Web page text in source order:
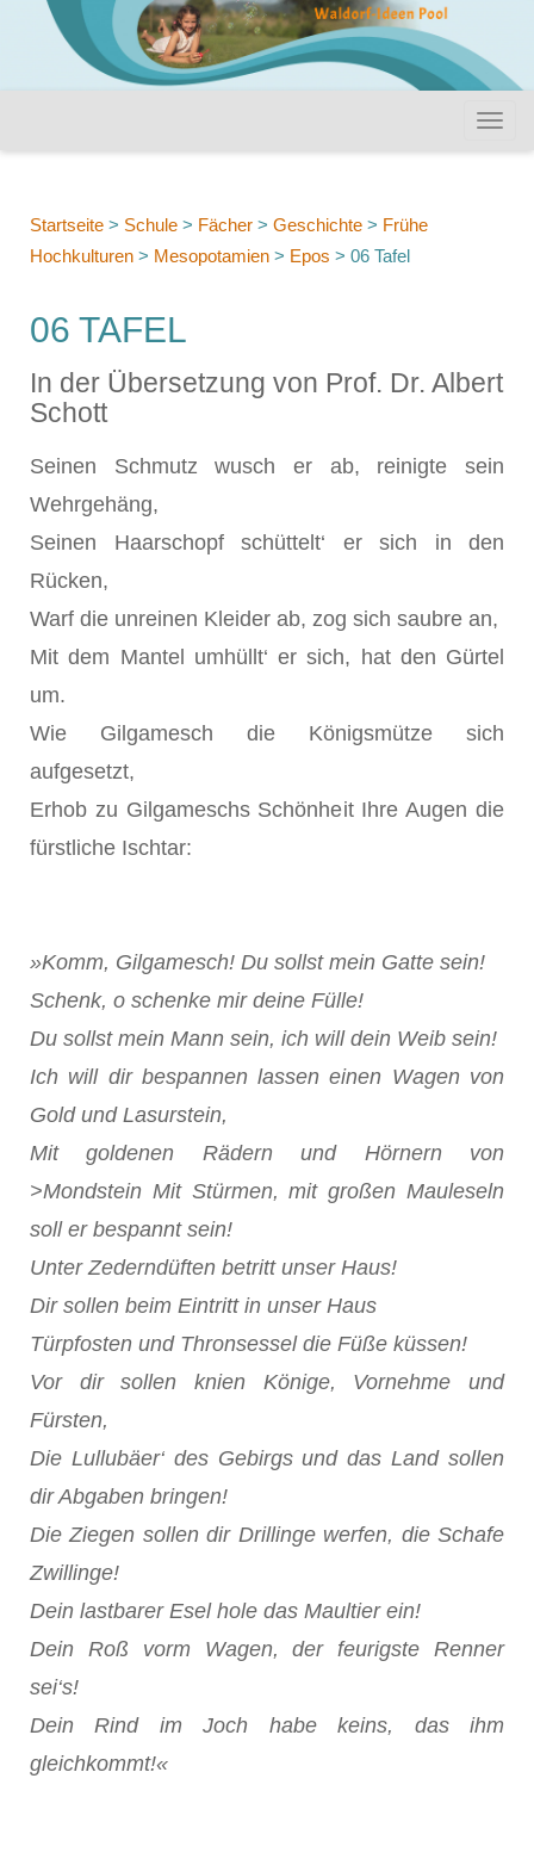
Startseite > Schule > Fächer > Geschichte > Frühe
Hochkulturen > Mesopotamien > Epos > 06 Tafel
06 TAFEL
In der Übersetzung von Prof. Dr. Albert
Schott
Seinen Schmutz wusch er ab, reinigte sein
Wehrgehäng,
Seinen Haarschopf schüttelt‘ er sich in den
Rücken,
Warf die unreinen Kleider ab, zog sich saubre an,
Mit dem Mantel umhüllt‘ er sich, hat den Gürtel
um.
Wie Gilgamesch die Königsmütze sich
aufgesetzt,
Erhob zu Gilgameschs Schönheit Ihre Augen die
fürstliche Ischtar:
»Komm, Gilgamesch! Du sollst mein Gatte sein!
Schenk, o schenke mir deine Fülle!
Du sollst mein Mann sein, ich will dein Weib sein!
Ich will dir bespannen lassen einen Wagen von
Gold und Lasurstein,
Mit goldenen Rädern und Hörnern von
>Mondstein Mit Stürmen, mit großen Mauleseln
soll er bespannt sein!
Unter Zederndüften betritt unser Haus!
Dir sollen beim Eintritt in unser Haus
Türpfosten und Thronsessel die Füße küssen!
Vor dir sollen knien Könige, Vornehme und
Fürsten,
Die Lullubäer‘ des Gebirgs und das Land sollen
dir Abgaben bringen!
Die Ziegen sollen dir Drillinge werfen, die Schafe
Zwillinge!
Dein lastbarer Esel hole das Maultier ein!
Dein Roß vorm Wagen, der feurigste Renner
sei‘s!
Dein Rind im Joch habe keins, das ihm
gleichkommt!«